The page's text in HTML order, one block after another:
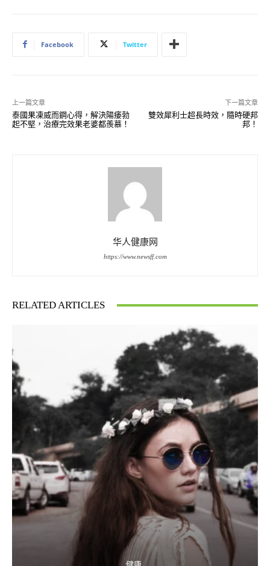
Facebook Twitter
上一篇文章
泰國果凍威而鋼心得，解決陽痿勃
起不堅，治療完效果老婆都羨慕！
下一篇文章
雙效犀利士超長時效，隨時硬邦
邦！
华人健康网
https://www.newsff.com
RELATED ARTICLES